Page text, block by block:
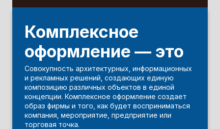
Комплексное
оформление — это
Совокупность архитектурных, информационных
и рекламных решений, создающих единую
композицию различных объектов в единой
концепции. Комплексное оформление создает
образ фирмы и того, как будет восприниматься
компания, мероприятие, предприятие или
торговая точка.